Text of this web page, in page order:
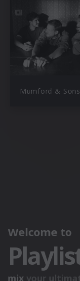
Mumford & Sons